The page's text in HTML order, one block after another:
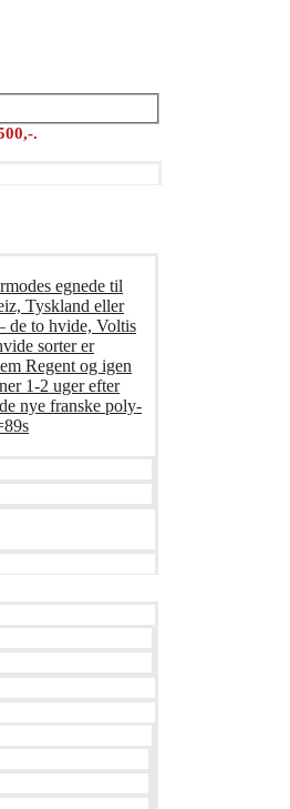
.
egnede til
Tyskland eller
de to hvide, Voltis
sorter er
Regent og igen
1-2 uger efter
nye franske poly-